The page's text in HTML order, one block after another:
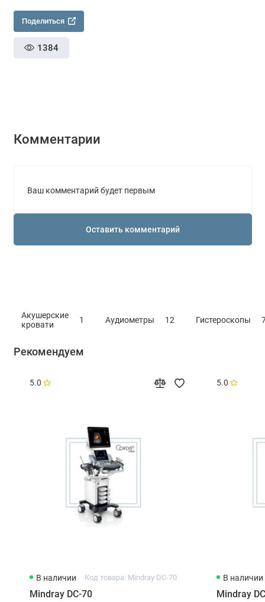
Поделиться
1384
Комментарии
Ваш комментарий будет первым
Оставить комментарий
Акушерские
кровати
1 Аудиометры 12 Гистероскопы
Рекомендуем
5.0
В наличии Код товара: Mindray DC-70
Mindray DC-70
5.0
В наличии
Mindray